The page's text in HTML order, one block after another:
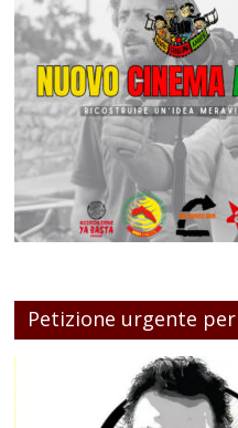
Petizione urgente